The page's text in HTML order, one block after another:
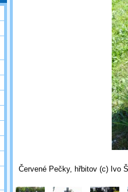
Červené Pečky, hřbitov (c) Ivo